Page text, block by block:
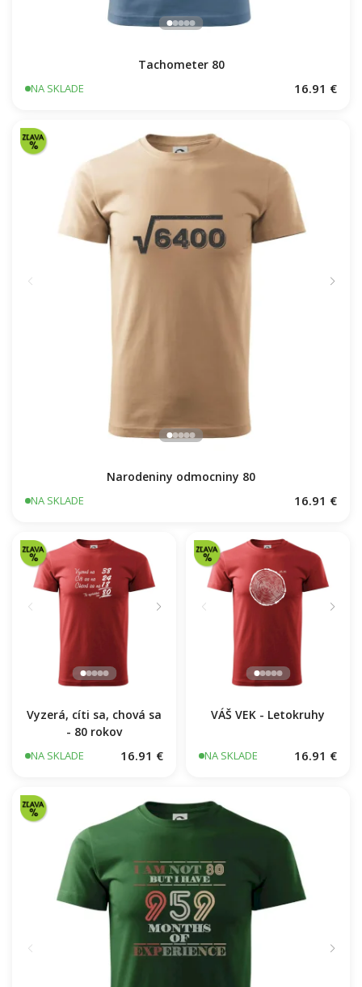
Tachometer 80
NA SKLADE 16.91 €
Narodeniny odmocniny 80
NA SKLADE 16.91 €
Vyzerá, cíti sa, chová sa
- 80 rokov
NA SKLADE 16.91 €
VÁŠ VEK - Letokruhy
NA SKLADE 16.91 €